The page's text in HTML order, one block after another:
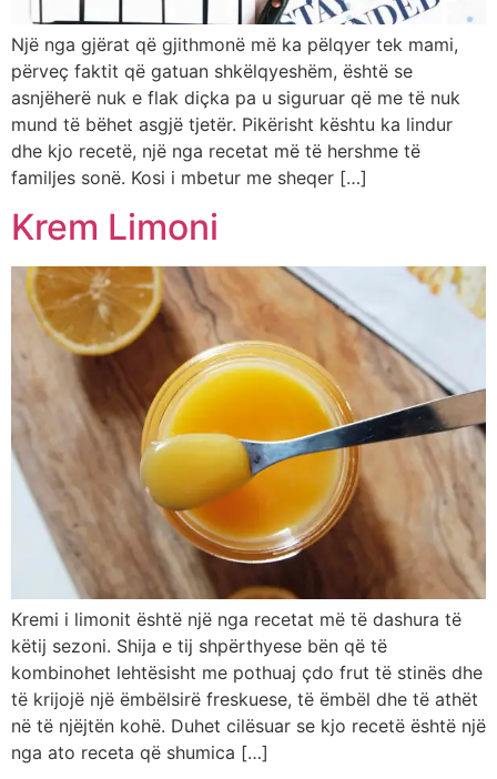
Një nga gjërat që gjithmonë më ka pëlqyer tek mami,
përveç faktit që gatuan shkëlqyeshëm, është se
asnjëherë nuk e flak diçka pa u siguruar që me të nuk
mund të bëhet asgjë tjetër. Pikërisht kështu ka lindur
dhe kjo recetë, një nga recetat më të hershme të
familjes sonë. Kosi i mbetur me sheqer […]
Krem Limoni
Kremi i limonit është një nga recetat më të dashura të
këtij sezoni. Shija e tij shpërthyese bën që të
kombinohet lehtësisht me pothuaj çdo frut të stinës dhe
të krijojë një ëmbëlsirë freskuese, të ëmbël dhe të athët
në të njëjtën kohë. Duhet cilësuar se kjo recetë është një
nga ato receta që shumica […]